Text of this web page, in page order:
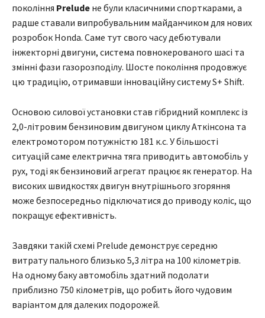
покоління Prelude не були класичними спорткарами, а
радше ставали випробувальним майданчиком для нових
розробок Honda. Саме тут свого часу дебютували
інжекторні двигуни, система повнокерованого шасі та
змінні фази газорозподілу. Шосте покоління продовжує
цю традицію, отримавши інноваційну систему S+ Shift.
Основою силової установки став гібридний комплекс із
2,0-літровим бензиновим двигуном циклу Аткінсона та
електромотором потужністю 181 к.с. У більшості
ситуацій саме електрична тяга приводить автомобіль у
рух, тоді як бензиновий агрегат працює як генератор. На
високих швидкостях двигун внутрішнього згоряння
може безпосередньо підключатися до приводу коліс, що
покращує ефективність.
Завдяки такій схемі Prelude демонструє середню
витрату пального близько 5,3 літра на 100 кілометрів.
На одному баку автомобіль здатний подолати
приблизно 750 кілометрів, що робить його чудовим
варіантом для далеких подорожей.